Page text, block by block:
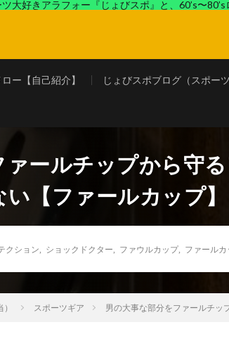
ツ大好きアラフォー『じょびスポ』と、60’s〜
ロー【自己紹介】 じょびスポブログ（スポーツ
ールチップから守
【ファールカップ】
クション ショックドクター ファウルカップ, ファールカ
スポーツギア 男の大事な部分をファールチッ